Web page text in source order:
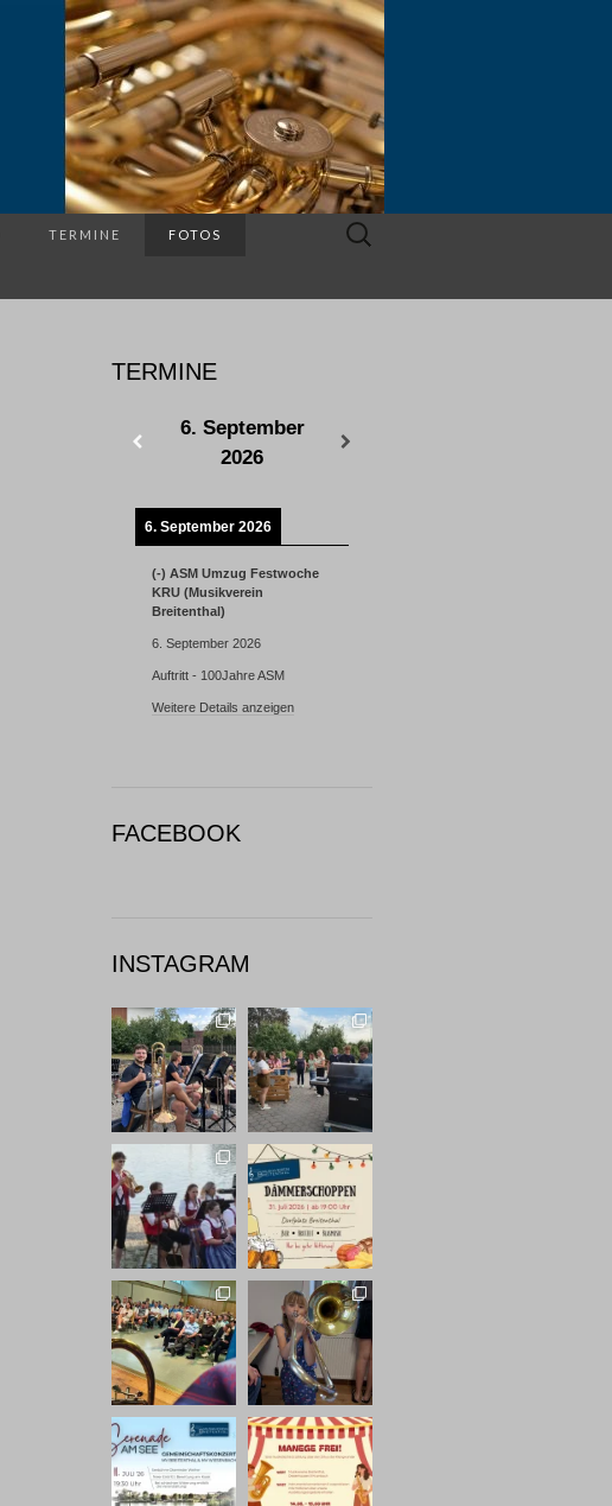
TERMINE FOTOS
Suchen
TERMINE
6. September
2026
6. September 2026
(-) ASM Umzug Festwoche
KRU (Musikverein
Breitenthal)
6. September 2026
Auftritt - 100Jahre ASM
Weitere Details anzeigen
FACEBOOK
INSTAGRAM